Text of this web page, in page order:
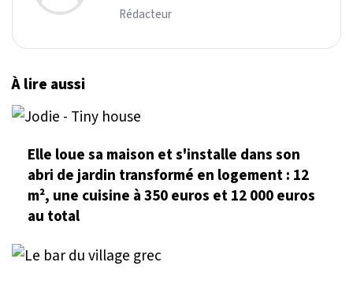
Rédacteur
À lire aussi
Elle loue sa maison et s'installe dans son
abri de jardin transformé en logement : 12
m², une cuisine à 350 euros et 12 000 euros
au total